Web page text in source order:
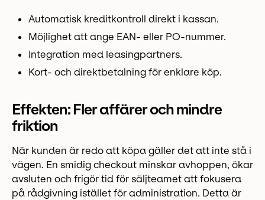
Automatisk kreditkontroll direkt i kassan.
Möjlighet att ange EAN- eller PO-nummer.
Integration med leasingpartners.
Kort- och direktbetalning för enklare köp.
Effekten: Fler affärer och mindre
friktion
När kunden är redo att köpa gäller det att inte stå i
vägen. En smidig checkout minskar avhoppen, ökar
avsluten och frigör tid för säljteamet att fokusera
på rådgivning istället för administration. Detta är